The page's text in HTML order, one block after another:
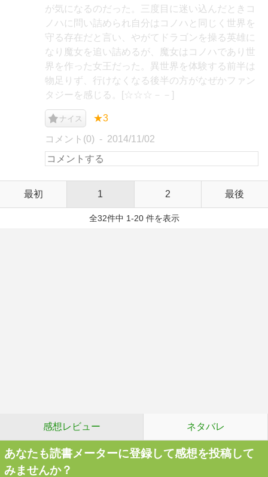
が気になるのだった。三度目に迷い込んだときコ
ノハに問い詰められ自分はコノハと同じく世界を
守る存在だと言い、やがてドラゴンを操る英雄に
なり魔女を追い詰めるが、魔女はコノハであり世
界を作った女王だった。異世界を体験する前半は
物足りず、行けなくなる後半の方がなぜかファン
タジーを感じる。[☆☆☆－－]
ナイス ★3
コメント(0) 2014/11/02
最初 1 2 最後
全32件中 1-20 件を表示
感想レビュー ネタバレ
あなたも読書メーターに登録して感想を投稿して
みませんか？